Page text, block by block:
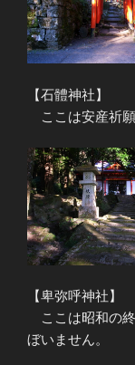
【石體神社】
ここは安産祈願
【卑弥呼神社】
ここは昭和の
ぼいません。